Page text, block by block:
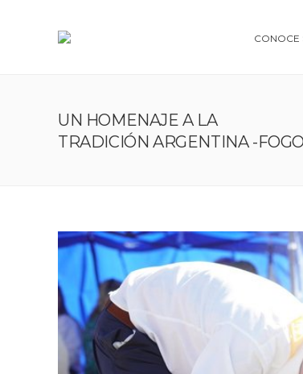
CONOCE
UN HOMENAJE A LA
TRADICIÓN ARGENTINA -